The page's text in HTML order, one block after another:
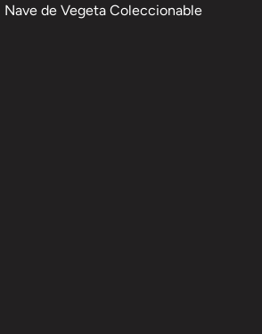
Nave de Vegeta Coleccionable